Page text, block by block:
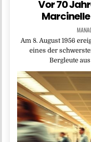
Vor 70
Am 8. August 1956
eines der
Bergleute